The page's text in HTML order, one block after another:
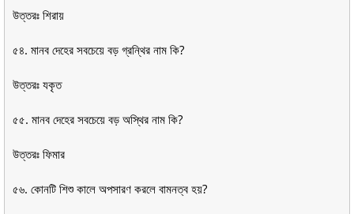
উত্তরঃ শিরায়
৫৪. মানব দেহের সবচেয়ে বড় গ্রন্থির নাম কি?
উত্তরঃ যকৃত
৫৫. মানব দেহের সবচেয়ে বড় অস্থির নাম কি?
উত্তরঃ ফিমার
৫৬. কোনটি শিশু কালে অপসারণ করলে বামনত্ব হয়?